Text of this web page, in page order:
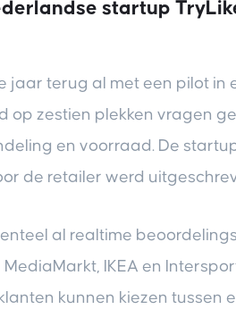
startup
jaar terug al met een pilot in
op zestien plekken vragen
en voorraad. De
de retailer werd
al realtime
MediaMarkt, IKEA en
kunnen kiezen tussen